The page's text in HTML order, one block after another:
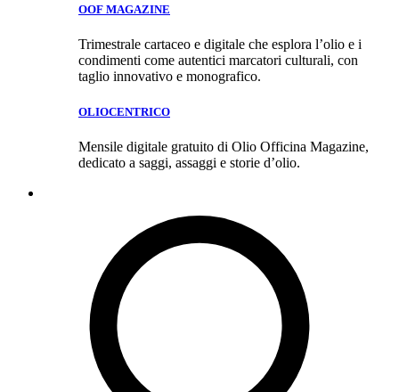
OOF MAGAZINE
Trimestrale cartaceo e digitale che esplora l’olio e i
condimenti come autentici marcatori culturali, con
taglio innovativo e monografico.
OLIOCENTRICO
Mensile digitale gratuito di Olio Officina Magazine,
dedicato a saggi, assaggi e storie d’olio.